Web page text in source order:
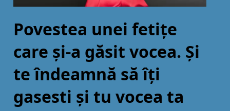
Povestea unei fetițe
care și-a găsit vocea. Și
te îndeamnă să îți
gasesti și tu vocea ta